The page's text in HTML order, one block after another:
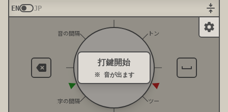
EN JP
打鍵開始
※ 音が出ます
トン
ツー
文字の間隔
音の間隔